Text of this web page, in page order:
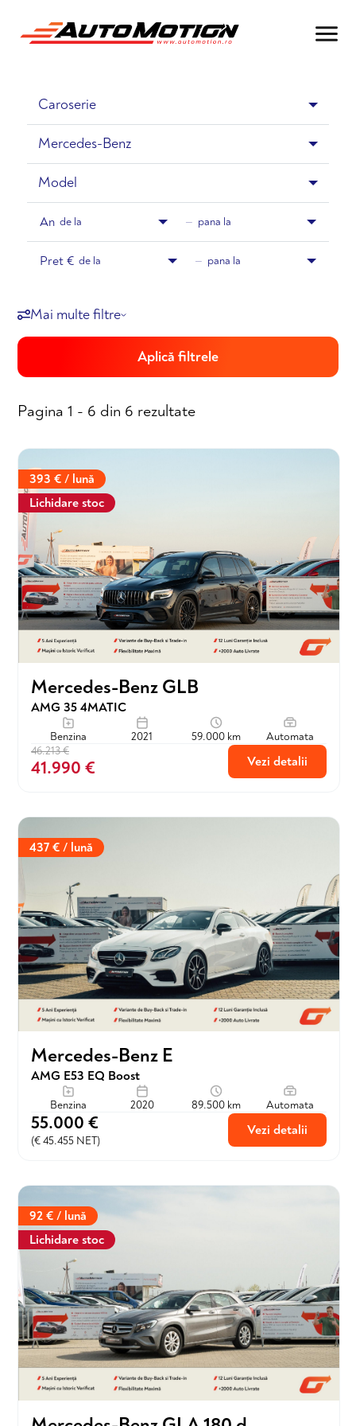
Mercedes-Benz
An de la — pana la
Pret € de la — pana la
Mai multe filtre
Aplică filtrele
Pagina 1 - 6 din 6 rezultate
Lichidare stoc
393 € / lună
Mercedes-Benz GLB
AMG 35 4MATIC
Benzina 2021 59.000 km
Automata
46.213 €
41.990 € Vezi detalii
437 € / lună
Mercedes-Benz E
AMG E53 EQ Boost
Benzina 2020 89.500 km Automata
55.000 €
(€ 45.455 NET)
Vezi detalii
Lichidare stoc
92 € / lună